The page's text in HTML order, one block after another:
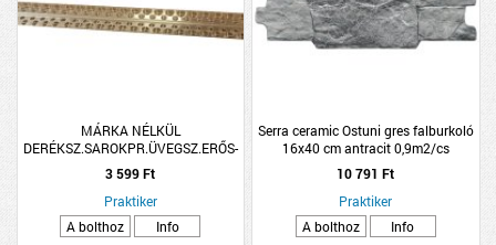
MÁRKA NÉLKÜL
DERÉKSZ.SAROKPR.ÜVEGSZ.ERŐS-
SEL,ALU 2,5FM/DB
3 599 Ft
Praktiker
A bolthoz
Info
Serra ceramic Ostuni gres falburkoló
16x40 cm antracit 0,9m2/cs
10 791 Ft
Praktiker
A bolthoz
Info